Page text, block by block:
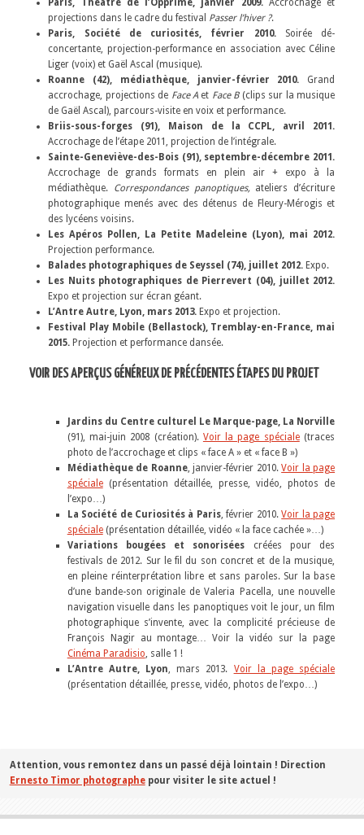
Paris, Théâtre de l’Opprimé, janvier 2009.Accrochage et
projections dans le cadre du festival Passer l’hiver ?.
Paris, Société de curiosités, février 2010.Soirée dé-
concertante, projection-performance en association avec Céline
Liger (voix) et Gaël Ascal (musique).
Roanne (42), médiathèque, janvier-février 2010. Grand
accrochage, projections de Face A et Face B(clips sur la musique
de Gaël Ascal), parcours-visite en voix et performance.
Briis-sous-forges (91), Maison de la CCPL, avril 2011.
Accrochage de l’étape 2011, projection de l’intégrale.
Sainte-Geneviève-des-Bois (91), septembre-décembre 2011.
Accrochage de grands formats en plein air + expo à la
médiathèque. Correspondances panoptiques,ateliers d’écriture
photographique menés avec des détenus de Fleury-Mérogis et
des lycéens voisins.
Les Apéros Pollen, La Petite Madeleine (Lyon), mai 2012.
Projection performance.
Balades photographiques de Seyssel (74), juillet 2012. Expo.
Les Nuits photographiques de Pierrevert (04), juillet 2012.
Expo et projection sur écran géant.
L’Antre Autre, Lyon, mars 2013. Expo et projection.
Festival Play Mobile (Bellastock), Tremblay-en-France, mai
2015. Projection et performance dansée.
VOIR DES APERÇUS GÉNÉREUX DE PRÉCÉDENTES ÉTAPES DU PROJET
Jardins du Centre culturel Le Marque-page, La Norville
(91), mai-juin 2008 (création). Voir la page spéciale(traces
photo de l’accrochage et clips « face A » et « face B »)
Médiathèque de Roanne, janvier-février 2010.Voir la page
spéciale(présentation détaillée, presse, vidéo, photos de
l’expo…)
La Société de Curiosités à Paris, février 2010.Voir la page
spéciale(présentation détaillée, vidéo « la face cachée »…)
Variations bougées et sonorisées créées pour des
festivals de 2012. Sur le fil du son concret et de la musique,
en pleine réinterprétation libre et sans paroles. Sur la base
d’une bande-son originale de Valeria Pacella, une nouvelle
navigation visuelle dans les panoptiques voit le jour, un film
photographique s’invente, avec la complicité précieuse de
François Nagir au montage… Voir la vidéo sur la page
Cinéma Paradisio, salle 1 !
L’Antre Autre, Lyon, mars 2013. Voir la page spéciale
(présentation détaillée, presse, vidéo, photos de l’expo…)
Attention, vous remontez dans un passé déjà lointain ! Direction
Ernesto Timor photographepour visiter le site actuel !